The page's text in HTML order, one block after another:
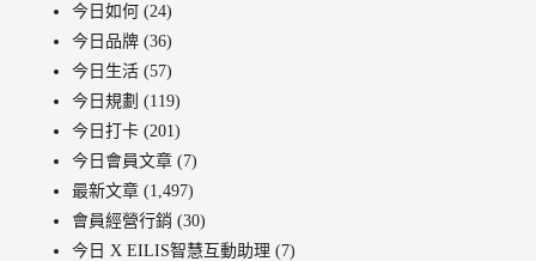
今日如何 (24)
今日品牌 (36)
今日生活 (57)
今日規劃 (119)
今日打卡 (201)
今日會員文章 (7)
最新文章 (1,497)
會員經營行銷 (30)
今日 X EILIS智慧互動助理 (7)